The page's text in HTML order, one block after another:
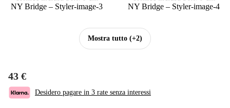
Mostra tutto (+2)
43 €
Desidero pagare in 3 rate senza interessi